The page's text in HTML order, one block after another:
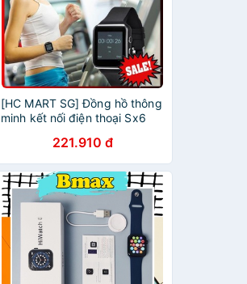
[HC MART SG] Đồng hồ thông
minh kết nối điện thoại Sx6
221.910 đ